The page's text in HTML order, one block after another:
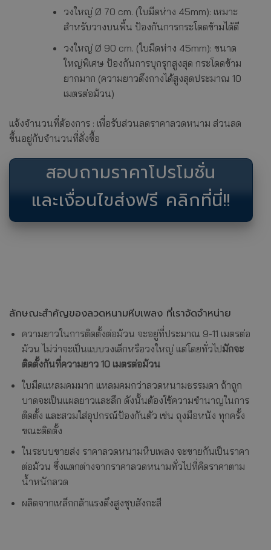
วงใหญ่ Ø 70 cm. (ใบมีดห่าง 45mm): เหมาะ
สำหรับวางบนพื้น ป้องกันการกระโดดข้ามได้ดี
วงใหญ่ Ø 90 cm. (ใบมีดห่าง 45mm): ขนาด
ใหญ่พิเศษ ป้องกันการบุกรุกสูงสุด กระโดดข้าม
ยากมาก (ความยาวดึงกางได้สูงสุดประมาณ 10
เมตรต่อม้วน)
แจ้งจำนวนที่ต้องการ : เพื่อรับส่วนลดราคาลวดหนาม ส่วนลด
ขึ้นอยู่กับจำนวนที่สั่งซื้อ
สอบถามราคาโปรโมชั่น
และเงื่อนไขส่งฟรี คลิกที่นี่!!
ลักษณะสำคัญของลวดหนามหีบเพลง ที่เราจัดจำหน่าย
ความยาวในการติดตั้งต่อม้วน จะอยู่ที่ประมาณ 9-11 เมตรต่อ
ม้วน ไม่ว่าจะเป็นแบบวงเล็กหรือวงใหญ่ แต่โดยทั่วไปมักจะ
ติดตั้งกันที่ความยาว 10 เมตรต่อม้วน
ใบมีดแหลมคมมาก แหลมคมกว่าลวดหนามธรรมดา ถ้าถูก
บาดจะเป็นแผลยาวและลึก ดังนั้นต้องใช้ความชำนาญในการ
ติดตั้ง และสวมใส่อุปกรณ์ป้องกันตัว เช่น ถุงมือหนัง ทุกครั้ง
ขณะติดตั้ง
ในระบบขายส่ง ราคาลวดหนามหีบเพลง จะขายกันเป็นราคา
ต่อม้วน ซึ่งแตกต่างจากราคาลวดหนามทั่วไปที่คิดราคาตาม
น้ำหนักลวด
ผลิตจากเหล็กกล้าแรงดึงสูงชุบสังกะสี